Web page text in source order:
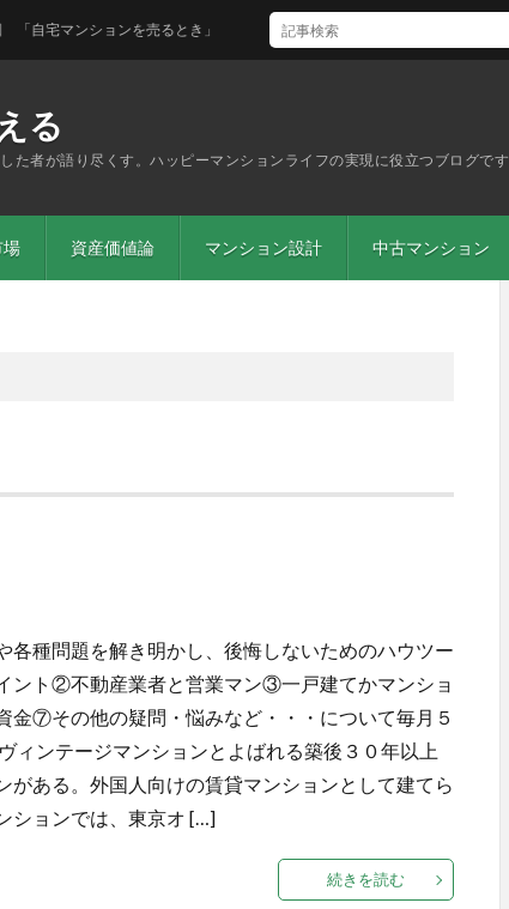
る
た者が語り尽くす。ハッピーマンションライフの実現に役立つブログです
場 資産価値論 マンション設計 中古マンション
ンションを売るとき」
種問題を解き明かし、後悔しないためのハウツー
ント②不動産業者と営業マン③一戸建てかマンショ
⑦その他の疑問・悩みなど・・・について毎月５
ィンテージマンションとよばれる築後３０年以上
ある。外国人向けの賃貸マンションとして建てら
ションでは、東京オ […]
続きを読む